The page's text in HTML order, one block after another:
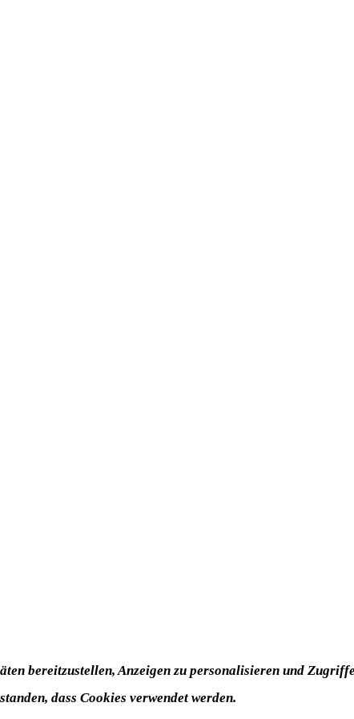
bereitzustellen, Anzeigen zu personalisieren und
dass Cookies verwendet werden.